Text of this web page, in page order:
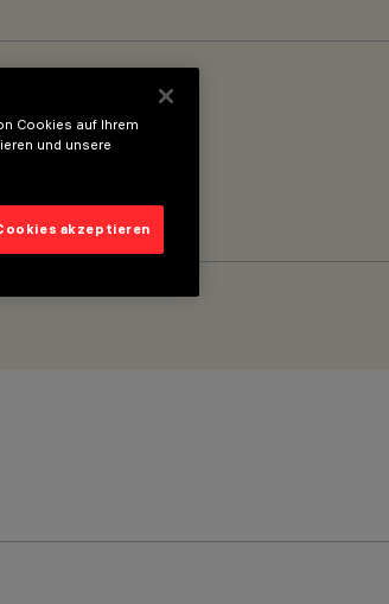
Cookies auf Ihrem
und unsere
akzeptieren